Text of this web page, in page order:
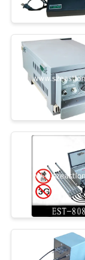
ONGEVEER
ONS
NIEUWS
GEVALLEN